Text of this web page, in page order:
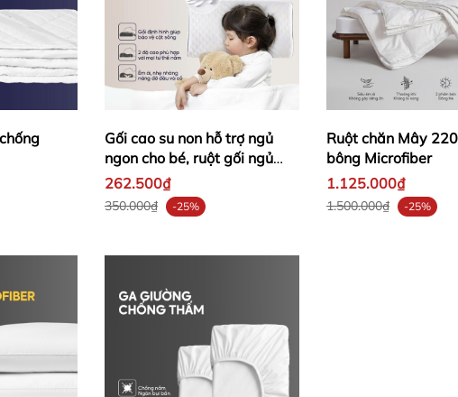
Gối cao su non hỗ trợ ngủ
ngon cho bé, ruột gối ngủ
sâu Memory Foam trẻ em
cao cấp
262.500₫
350.000₫ -25%
Ruột chăn Mây
bông Microfiber
1.125.000₫
1.500.000₫ -25%